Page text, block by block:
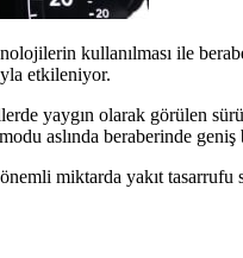
kullanılması ile
etkileniyor.
yaygın olarak görülen
aslında beraberinde
miktarda yakıt